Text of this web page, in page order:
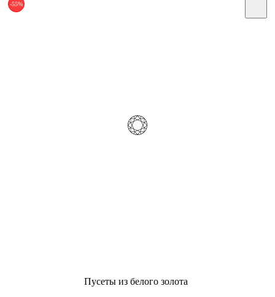
-55%
Пусеты из белого золота